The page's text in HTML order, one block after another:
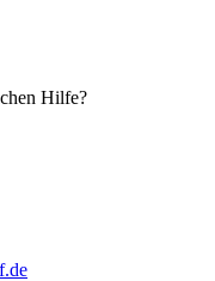
Hilfe?